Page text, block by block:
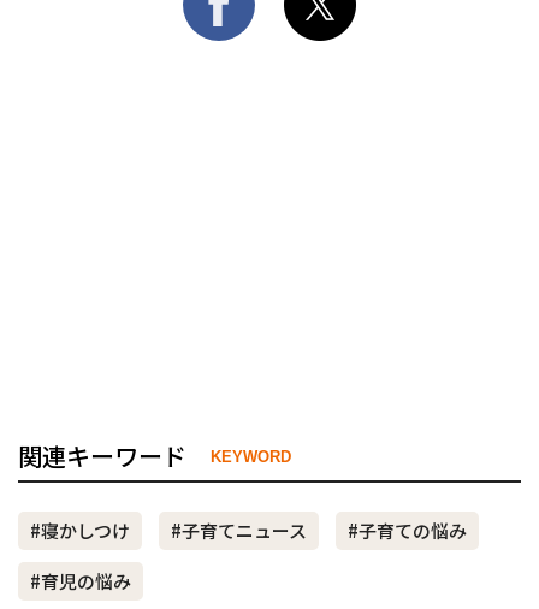
関連キーワード KEYWORD
#寝かしつけ #子育てニュース
#子育ての悩み
#育児の悩み